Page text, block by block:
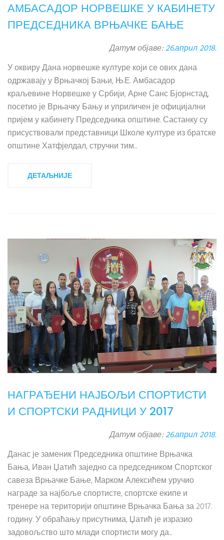
АМБАСАДОР НОРВЕШКЕ У КАБИНЕТУ
ПРЕДСЕДНИКА ВРЊАЧКЕ БАЊЕ
Датум објаве:26.април 2018.
У оквиру Дана норвешке културе који се ових дана
одржавају у Врњачкој Бањи, Њ.Е. Амбасадор
краљевине Норвешке у Србији, Арне Санс Бјорнстад,
посетио је Врњачку Бању и уприличен је официјални
пријем у кабинету Председника општине. Састанку су
присуствовали представници Школе културе из братске
општине Хатфјелдал, стручни тим...
ДЕТАЉНИЈЕ
НАГРАЂЕНИ НАЈБОЉИ СПОРТИСТИ
И СПОРТСКИ РАДНИЦИ У 2017
Датум објаве:26.април 2018.
Данас је заменик Председника општине Врњачка
Бања, Иван Џатић заједно са председником Спортског
савеза Врњачке Бање, Марком Алексићем уручио
награде за најбоље спортисте, спортске екипе и
тренере на територији општине Врњачка Бања за 2017.
годину. У обраћању присутнима, Џатић је изразио
задовољство што млади спортисти могу да...